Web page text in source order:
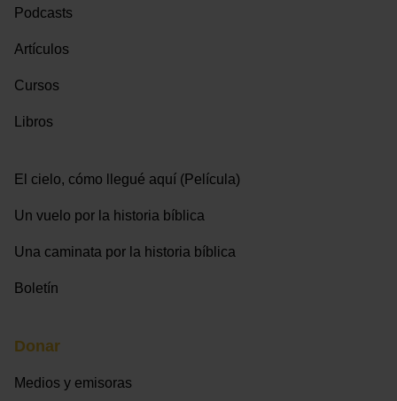
Podcasts
Artículos
Cursos
Libros
El cielo, cómo llegué aquí (Película)
Un vuelo por la historia bíblica
Una caminata por la historia bíblica
Boletín
Donar
Medios y emisoras